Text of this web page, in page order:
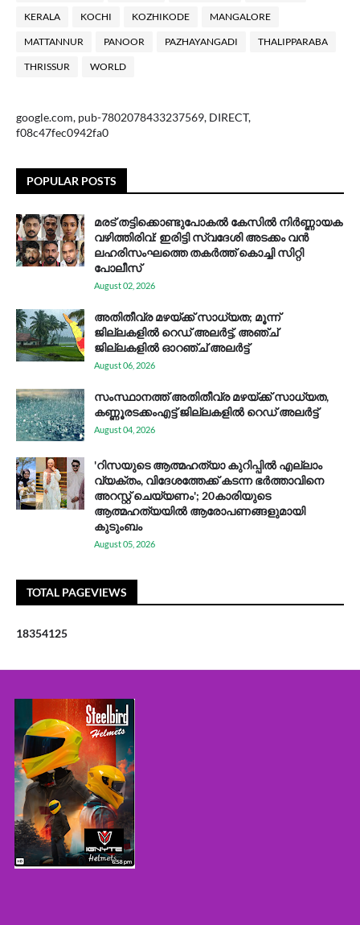
KERALA KOCHI KOZHIKODE MANGALORE
MATTANNUR PANOOR PAZHAYANGADI THALIPPARABA
THRISSUR WORLD
google.com, pub-7802078433237569, DIRECT,
f08c47fec0942fa0
POPULAR POSTS
മരട് തട്ടിക്കൊണ്ടുപോകൽ കേസിൽ നിർണ്ണായക
വഴിത്തിരിവ്: ഇരിട്ടി സ്വദേശി അടക്കം വൻ
ലഹരിസംഘത്തെ തകർത്ത് കൊച്ചി സിറ്റി
പോലീസ്
August 02, 2026
അതിതീവ്ര മഴയ്ക്ക് സാധ്യത; മൂന്ന്
ജില്ലകളിൽ റെഡ് അലർട്ട്, അഞ്ച്
ജില്ലകളിൽ ഓറഞ്ച് അലർട്ട്
August 06, 2026
സം​സ്ഥാ​ന​ത്ത് അ​തി​തീ​വ്ര മ​ഴ​യ്ക്ക് സാ​ധ്യ​ത,
കണ്ണൂരടക്കംഎ​ട്ട് ജി​ല്ല​ക​ളി​ൽ റെ​ഡ് അ​ലർ​ട്ട്
August 04, 2026
'റിസയുടെ ആത്മഹത്യാ കുറിപ്പിൽ എല്ലാം
വ്യക്തം, വിദേശത്തേക്ക് കടന്ന ഭർത്താവിനെ
അറസ്റ്റ് ചെയ്യണം'; 20കാരിയുടെ
ആത്മഹത്യയിൽ ആരോപണങ്ങളുമായി
കുടുംബം
August 05, 2026
TOTAL PAGEVIEWS
18354125